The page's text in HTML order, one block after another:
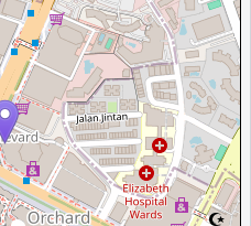
エリア 地域
ット・タンプラザ・
星ホテルで、屋外プール、フィ
レストランを備える。
目安:
情報サイ